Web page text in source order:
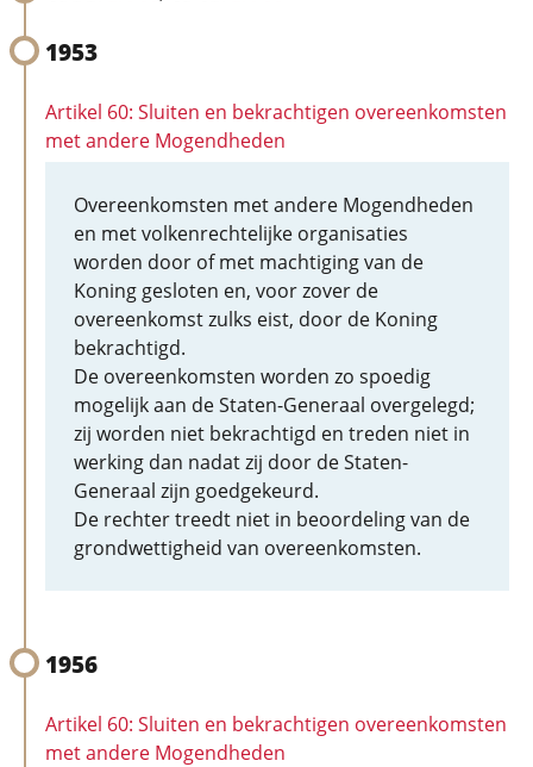
1953
Artikel 60: Sluiten en bekrachtigen overeenkomsten
met andere Mogendheden
Overeenkomsten met andere Mogendheden
en met volkenrechtelijke organisaties
worden door of met machtiging van de
Koning gesloten en, voor zover de
overeenkomst zulks eist, door de Koning
bekrachtigd.
De overeenkomsten worden zo spoedig
mogelijk aan de Staten-Generaal overgelegd;
zij worden niet bekrachtigd en treden niet in
werking dan nadat zij door de Staten-
Generaal zijn goedgekeurd.
De rechter treedt niet in beoordeling van de
grondwettigheid van overeenkomsten.
1956
Artikel 60: Sluiten en bekrachtigen overeenkomsten
met andere Mogendheden